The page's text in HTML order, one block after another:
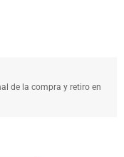
de la compra y retiro en